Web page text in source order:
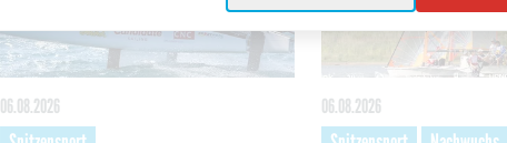
06.08.2026 06.08.2026